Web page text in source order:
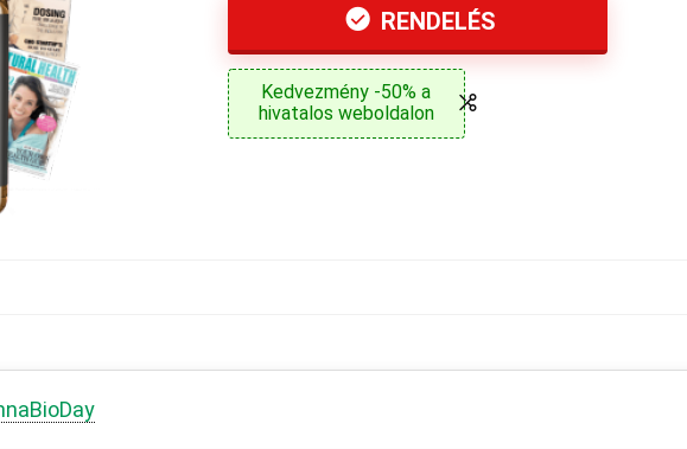
RENDELÉS
Kedvezmény -50% a
hivatalos weboldalon